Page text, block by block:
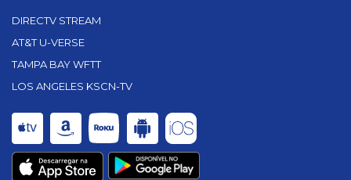
DIRECTV STREAM
AT&T U-VERSE
TAMPA BAY WFTT
LOS ANGELES KSCN-TV